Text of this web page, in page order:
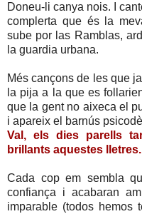
Doneu-li canya nois. I
complerta que és la
sube por las Ramblas,
la guardia urbana.
Més cançons de les que
la pija a la que es
que la gent no aixeca el
i apareix el barnús
Val, els dies parells
brillants aquestes lletres.
Cada cop em sembla
confiança i acabaran
imparable (todos hemos